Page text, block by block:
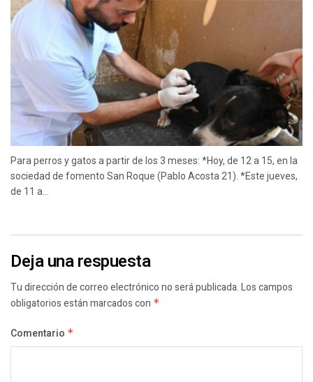
Para perros y gatos a partir de los 3 meses: *Hoy, de 12 a 15, en la
sociedad de fomento San Roque (Pablo Acosta 21). *Este jueves,
de 11 a...
Deja una respuesta
Tu dirección de correo electrónico no será publicada.Los campos
obligatorios están marcados con *
Comentario *